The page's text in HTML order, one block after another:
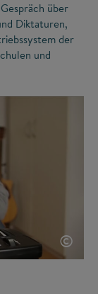
über
Diktaturen,
der
und
©